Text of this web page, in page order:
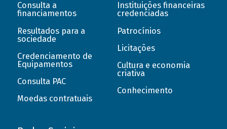
Consulta a
financiamentos
Resultados para a
sociedade
Credenciamento de
Equipamentos
Consulta PAC
Moedas contratuais
Instituições financeiras
credenciadas
Patrocínios
Licitações
Cultura e economia
criativa
Conhecimento